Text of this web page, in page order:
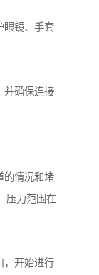
眼镜、手套
并确保连接
的情况和堵
压力范围在
，开始进行